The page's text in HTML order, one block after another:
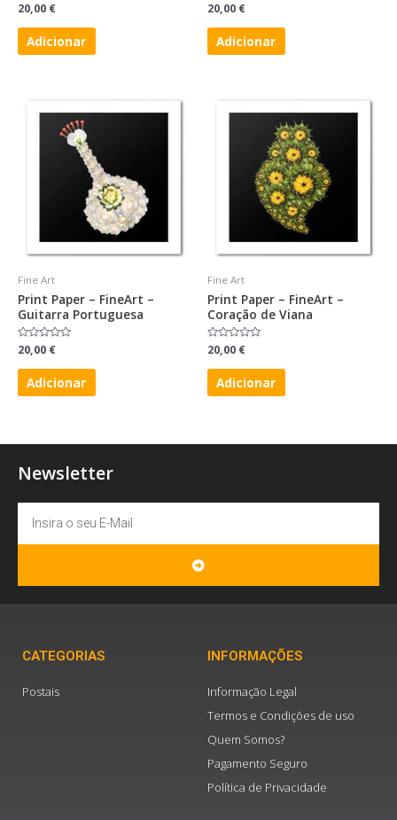
Avaliação
0
de
20,00 €
Adicionar
Avaliação
0
de
20,00 €
Adicionar
Fine Art
Print Paper – FineArt –
Guitarra Portuguesa
Avaliação
0
de
20,00 €
Adicionar
Fine Art
Print Paper – FineArt –
Coração de Viana
Avaliação
0
de
20,00 €
Adicionar
Newsletter
CATEGORIAS
Postais
INFORMAÇÕES
Informação Legal
Termos e Condições de uso
Quem Somos?
Pagamento Seguro
Política de Privacidade